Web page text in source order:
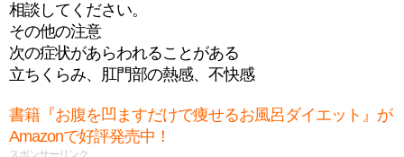
相談してください。
その他の注意
次の症状があらわれることがある
立ちくらみ、肛門部の熱感、不快感
書籍『お腹を凹ますだけで痩せるお風呂ダイエット』が
Amazonで好評発売中！
スポンサーリンク